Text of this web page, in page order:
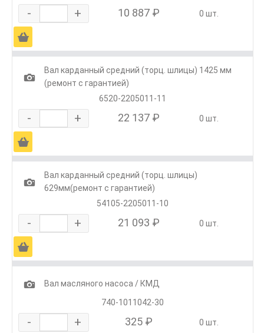
- + 10 887 ₽ 0 шт.
Ä
1
Вал карданный средний (торц. шлицы) 1425 мм
(ремонт с гарантией)
6520-2205011-11
- + 22 137 ₽ 0 шт.
Ä
1
Вал карданный средний (торц. шлицы)
629мм(ремонт с гарантией)
54105-2205011-10
- + 21 093 ₽ 0 шт.
Ä
1
Вал масляного насоса / КМД
740-1011042-30
- + 325 ₽ 0 шт.